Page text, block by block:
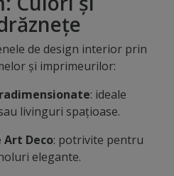
de design interior prin
și imprimeurilor:
: ideale
livinguri spațioase.
Deco: potrivite pentru
elegante.